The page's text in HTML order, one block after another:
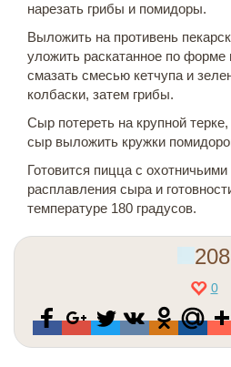
нарезать грибы и помидоры.
Выложить на противень
уложить раскатанное по форме
смазать смесью кетчупа и
колбаски, затем грибы.
Сыр потереть на крупной
сыр выложить кружки
Готовится пицца с
расплавления сыра и
температуре 180 градусов.
208
0